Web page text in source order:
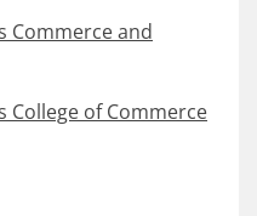
Commerce and
College of Commerce